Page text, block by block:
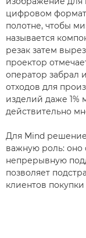
цифровом
полотне, чтобы
называется
резак затем
проектор
оператор забрал
отходов для
изделий даже 1%
действительно
Для Mind решение
важную роль: оно
непрерывную
позволяет
клиентов